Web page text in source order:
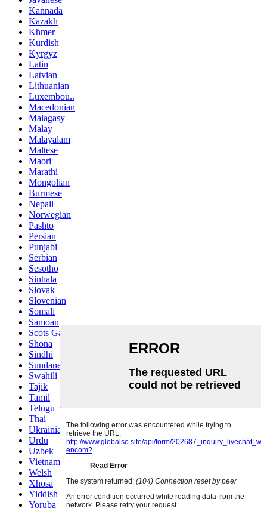
Kannada
Kazakh
Khmer
Kurdish
Kyrgyz
Latin
Latvian
Lithuanian
Luxembou..
Macedonian
Malagasy
Malay
Malayalam
Maltese
Maori
Marathi
Mongolian
Burmese
Nepali
Norwegian
Pashto
Persian
Punjabi
Serbian
Sesotho
Sinhala
Slovak
Slovenian
Somali
Samoan
Scots Gaelic
Shona
Sindhi
Sundanese
Swahili
Tajik
Tamil
Telugu
Thai
Ukrainian
Urdu
Uzbek
Vietnamese
Welsh
Xhosa
Yiddish
Yoruba